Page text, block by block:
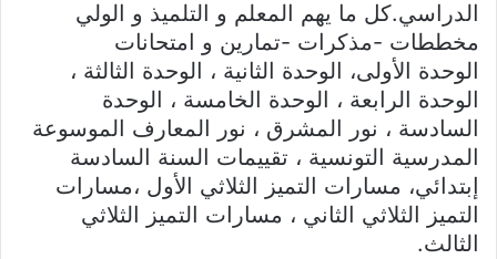
الدراسي.كل ما يهم المعلم و التلميذ و الولي
مخططات -مذكرات -تمارين و امتحانات
الوحدة الأولى، الوحدة الثانية ، الوحدة الثالثة ،
الوحدة الرابعة ، الوحدة الخامسة ، الوحدة
السادسة ، نور المشرق ، نور المعارف الموسوعة
المدرسية التونسية ، تقييمات السنة السادسة
إبتدائي، مسارات التميز الثلاثي الأول ،مسارات
التميز الثلاثي الثاني ، مسارات التميز الثلاثي
الثالث.